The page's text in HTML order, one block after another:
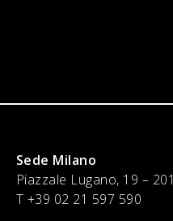
Sede Milano
Piazzale Lugano, 19 –
T +39 02 21 597 590